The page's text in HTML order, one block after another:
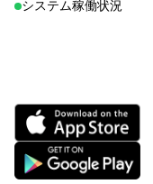
システム稼働状況